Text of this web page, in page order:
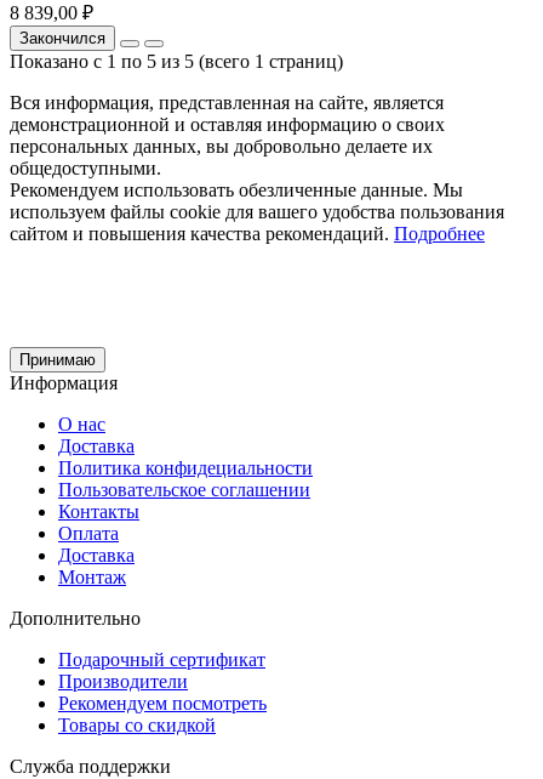
8 839,00 ₽
Закончился
Показано с 1 по 5 из 5 (всего 1 страниц)
Вся информация, представленная на сайте, является
демонстрационной и оставляя информацию о своих
персональных данных, вы добровольно делаете их
общедоступными.
Рекомендуем использовать обезличенные данные. Мы
используем файлы cookie для вашего удобства пользования
сайтом и повышения качества рекомендаций. Подробнее
Принимаю
Информация
О нас
Доставка
Политика конфидециальности
Пользовательское соглашении
Контакты
Оплата
Доставка
Монтаж
Дополнительно
Подарочный сертификат
Производители
Рекомендуем посмотреть
Товары со скидкой
Служба поддержки